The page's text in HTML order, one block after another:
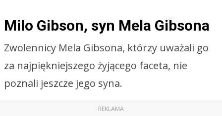
Milo Gibson, syn Mela Gibsona
Zwolennicy Mela Gibsona, którzy uważali go
za najpiękniejszego żyjącego faceta, nie
poznali jeszcze jego syna.
REKLAMA